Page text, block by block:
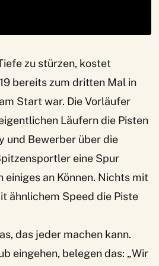
zu stürzen, kostet
bereits zum dritten Mal in
Start war. Die Vorläufer
Läufern die Pisten
und Bewerber über die
eine Spur
an Können. Nichts mit
ähnlichem Speed die Piste
das jeder machen kann.
eingehen, belegen das: „Wir